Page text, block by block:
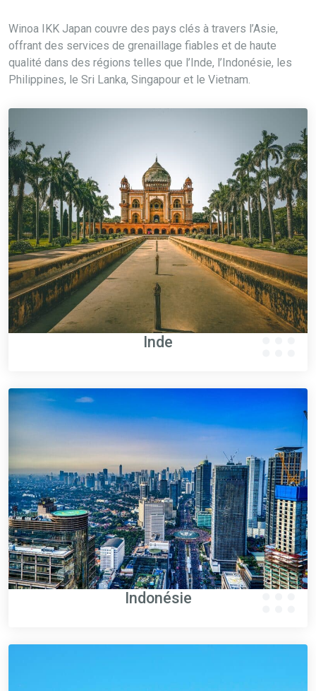
Winoa IKK Japan couvre des pays clés à travers l’Asie,
offrant des services de grenaillage fiables et de haute
qualité dans des régions telles que l’Inde, l’Indonésie, les
Philippines, le Sri Lanka, Singapour et le Vietnam.
Inde
Indonésie